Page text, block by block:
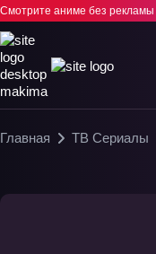
Смотрите аниме без рекламы
Главная ТВ Сериалы